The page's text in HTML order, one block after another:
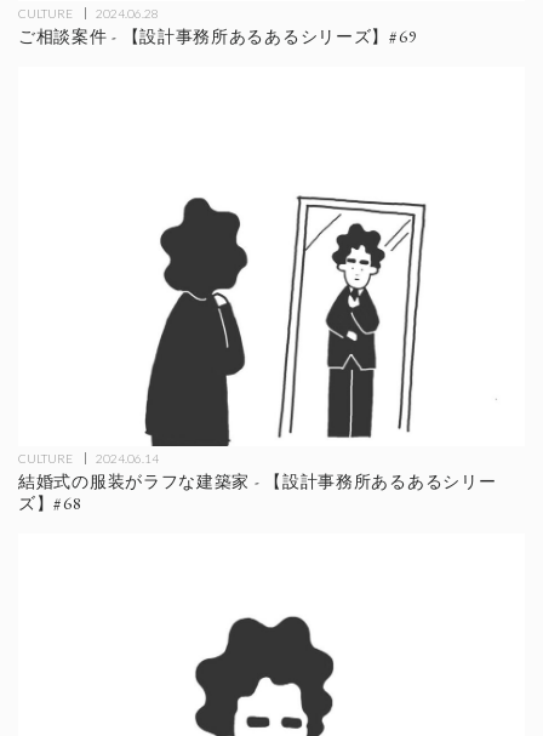
CULTURE 2024.06.28
ご相談案件 - 【設計事務所あるあるシリーズ】#69
CULTURE 2024.06.14
結婚式の服装がラフな建築家 - 【設計事務所あるあるシリー
ズ】#68